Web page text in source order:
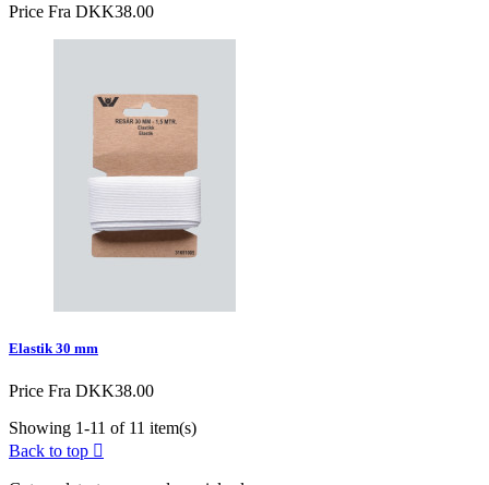
Price Fra DKK38.00
Elastik 30 mm
Price Fra DKK38.00
Showing 1-11 of 11 item(s)
Back to top 